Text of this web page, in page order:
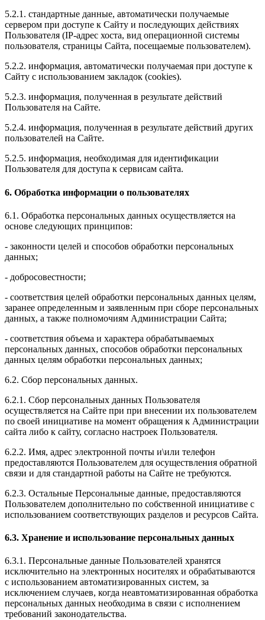
5.2.1. стандартные данные, автоматически получаемые
сервером при доступе к Сайту и последующих действиях
Пользователя (IP-адрес хоста, вид операционной системы
пользователя, страницы Сайта, посещаемые пользователем).
5.2.2. информация, автоматически получаемая при доступе к
Сайту с использованием закладок (cookies).
5.2.3. информация, полученная в результате действий
Пользователя на Сайте.
5.2.4. информация, полученная в результате действий других
пользователей на Сайте.
5.2.5. информация, необходимая для идентификации
Пользователя для доступа к сервисам сайта.
6. Обработка информации о пользователях
6.1. Обработка персональных данных осуществляется на
основе следующих принципов:
- законности целей и способов обработки персональных
данных;
- добросовестности;
- соответствия целей обработки персональных данных целям,
заранее определенным и заявленным при сборе персональных
данных, а также полномочиям Администрации Сайта;
- соответствия объема и характера обрабатываемых
персональных данных, способов обработки персональных
данных целям обработки персональных данных;
6.2. Сбор персональных данных.
6.2.1. Сбор персональных данных Пользователя
осуществляется на Сайте при при внесении их пользователем
по своей инициативе на момент обращения к Администрации
сайта либо к сайту, согласно настроек Пользователя.
6.2.2. Имя, адрес электронной почты и\или телефон
предоставляются Пользователем для осуществления обратной
связи и для стандартной работы на Сайте не требуются.
6.2.3. Остальные Персональные данные, предоставляются
Пользователем дополнительно по собственной инициативе с
использованием соответствующих разделов и ресурсов Сайта.
6.3. Хранение и использование персональных данных
6.3.1. Персональные данные Пользователей хранятся
исключительно на электронных носителях и обрабатываются
с использованием автоматизированных систем, за
исключением случаев, когда неавтоматизированная обработка
персональных данных необходима в связи с исполнением
требований законодательства.